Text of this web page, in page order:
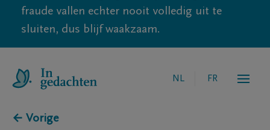
fraude vallen echter nooit volledig uit te
sluiten, dus blijf waakzaam.
NL FR
← Vorige